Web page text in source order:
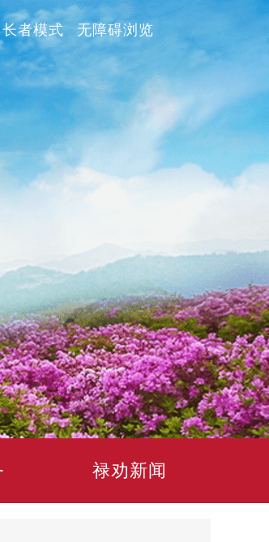
无障碍浏览
长者模式
禄劝新闻